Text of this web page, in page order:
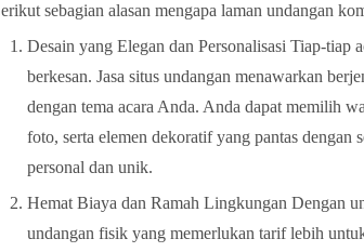
sebagian alasan mengapa laman undangan
Desain yang Elegan dan Personalisasi Tiap-tiap
berkesan. Jasa situs undangan menawarkan
dengan tema acara Anda. Anda dapat memilih
foto, serta elemen dekoratif yang pantas dengan
personal dan unik.
Hemat Biaya dan Ramah Lingkungan Dengan
undangan fisik yang memerlukan tarif lebih